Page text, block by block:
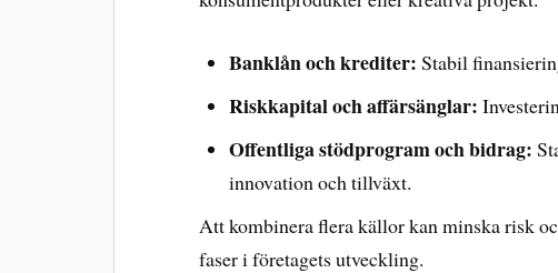
Banklån och krediter: Stabil
Riskkapital och affärsänglar:
Offentliga stödprogram och bidrag:
innovation och tillväxt.
Att kombinera flera källor kan minska risk
faser i företagets utveckling.